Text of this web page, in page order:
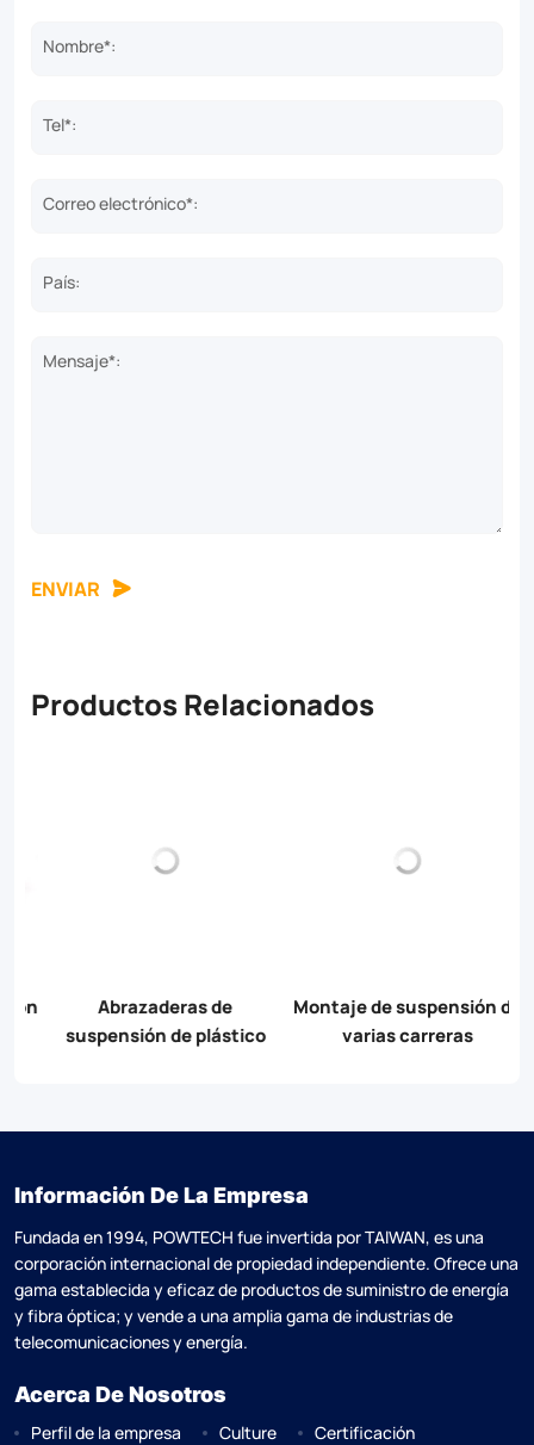
Nombre*:
Tel*:
Correo electrónico*:
País:
Mensaje*:
ENVIAR
Productos Relacionados
Abrazaderas de
suspensión de plástico
Montaje de suspensión de
varias carreras
Información De La Empresa
Fundada en 1994, POWTECH fue invertida por TAlWAN, es una
corporación internacional de propiedad independiente. Ofrece una
gama establecida y eficaz de productos de suministro de energía
y fibra óptica; y vende a una amplia gama de industrias de
telecomunicaciones y energía.
Acerca De Nosotros
Perfil de la empresa Culture
Certificación